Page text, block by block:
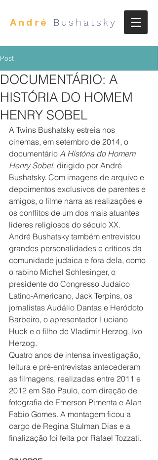
André Bushatsky
Post
DOCUMENTÁRIO: A
HISTÓRIA DO HOMEM
HENRY SOBEL
A Twins Bushatsky estreia nos
cinemas, em setembro de 2014, o
documentário A História do Homem
Henry Sobel, dirigido por André
Bushatsky. Com imagens de arquivo e
depoimentos exclusivos de parentes e
amigos, o filme narra as realizações e
os conflitos de um dos mais atuantes
líderes religiosos do século XX.
André Bushatsky também entrevistou
grandes personalidades e críticos da
comunidade judaica e fora dela, como
o rabino Michel Schlesinger, o
presidente do Congresso Judaico
Latino-Americano, Jack Terpins, os
jornalistas Audálio Dantas e Heródoto
Barbeiro, o apresentador Luciano
Huck e o filho de Vladimir Herzog, Ivo
Herzog.
Quatro anos de intensa investigação,
leitura e pré-entrevistas antecederam
as filmagens, realizadas entre 2011 e
2012 em São Paulo, com direção de
fotografia de Emerson Pimenta e Alan
Fabio Gomes. A montagem ficou a
cargo de Regina Stulman Dias e a
finalização foi feita por Rafael Tozzati.